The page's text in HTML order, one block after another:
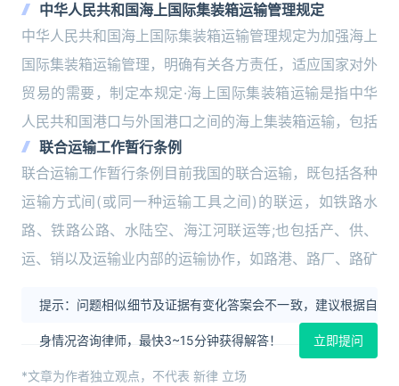
中华人民共和国海上国际集装箱运输管理规定
中华人民共和国海上国际集装箱运输管理规定为加强海上
国际集装箱运输管理，明确有关各方责任，适应国家对外
贸易的需要，制定本规定·海上国际集装箱运输是指中华
人民共和国港口与外国港口之间的海上集装箱运输，包括
联合运输工作暂行条例
联合运输工作暂行条例目前我国的联合运输，既包括各种
运输方式间(或同一种运输工具之间)的联运，如铁路水
路、铁路公路、水陆空、海江河联运等;也包括产、供、
运、销以及运输业内部的运输协作，如路港、路厂、路矿
提示：问题相似细节及证据有变化答案会不一致，建议根据自
身情况咨询律师，最快3~15分钟获得解答！ 立即提问
*文章为作者独立观点，不代表 新律 立场